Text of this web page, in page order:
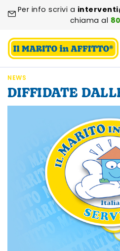
Per info scrivi a
chiama al
NEWS
DIFFIDATE